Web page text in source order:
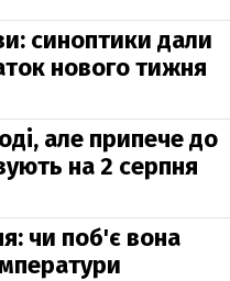
синоптики дали
нового тижня
але припече до
на 2 серпня
чи поб'є вона